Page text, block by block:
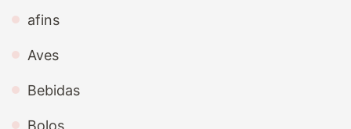
afins
Aves
Bebidas